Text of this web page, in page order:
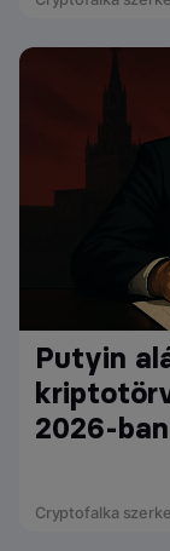
Putyin
2026-
Cryptofalka